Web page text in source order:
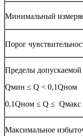
Минимальный
Порог
Пределы допускаемой
Qмин ≤
0,1Qном ≤ Q ≤ Qмакс
Максимальное